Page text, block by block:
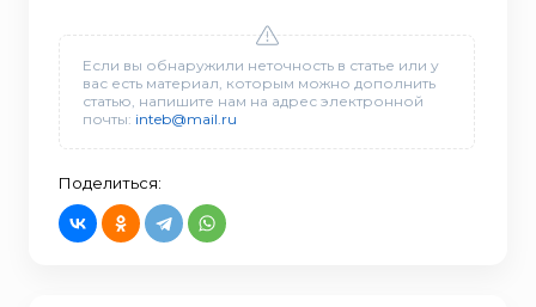
Если вы обнаружили неточность в статье или у
вас есть материал, которым можно дополнить
статью, напишите нам на адрес электронной
почты: inteb@mail.ru
Поделиться: